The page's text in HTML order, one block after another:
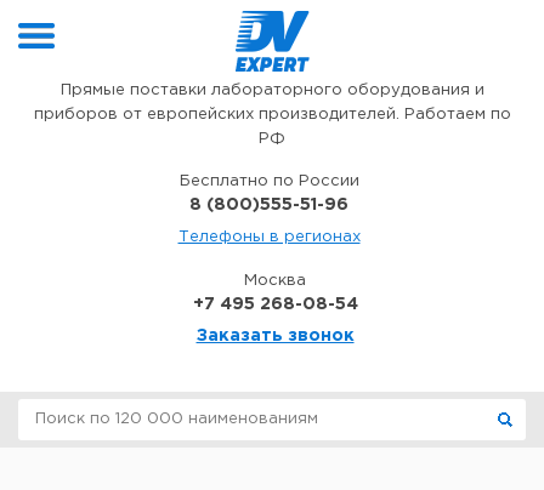
Прямые поставки лабораторного оборудования и
приборов от европейских производителей. Работаем по
РФ
Бесплатно по России
8 (800)555-51-96
Телефоны в регионах
Москва
+7 495 268-08-54
Заказать звонок